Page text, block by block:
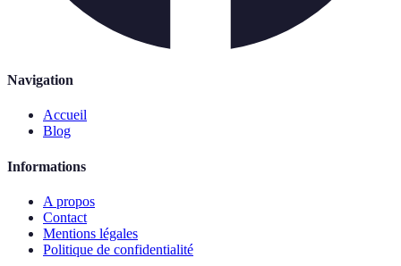
Navigation
Accueil
Blog
Informations
A propos
Contact
Mentions légales
Politique de confidentialité